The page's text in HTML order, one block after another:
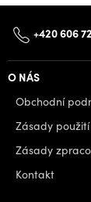
+420 606
O NÁS
Obchodní
Zásady
Zásady
Kontakt